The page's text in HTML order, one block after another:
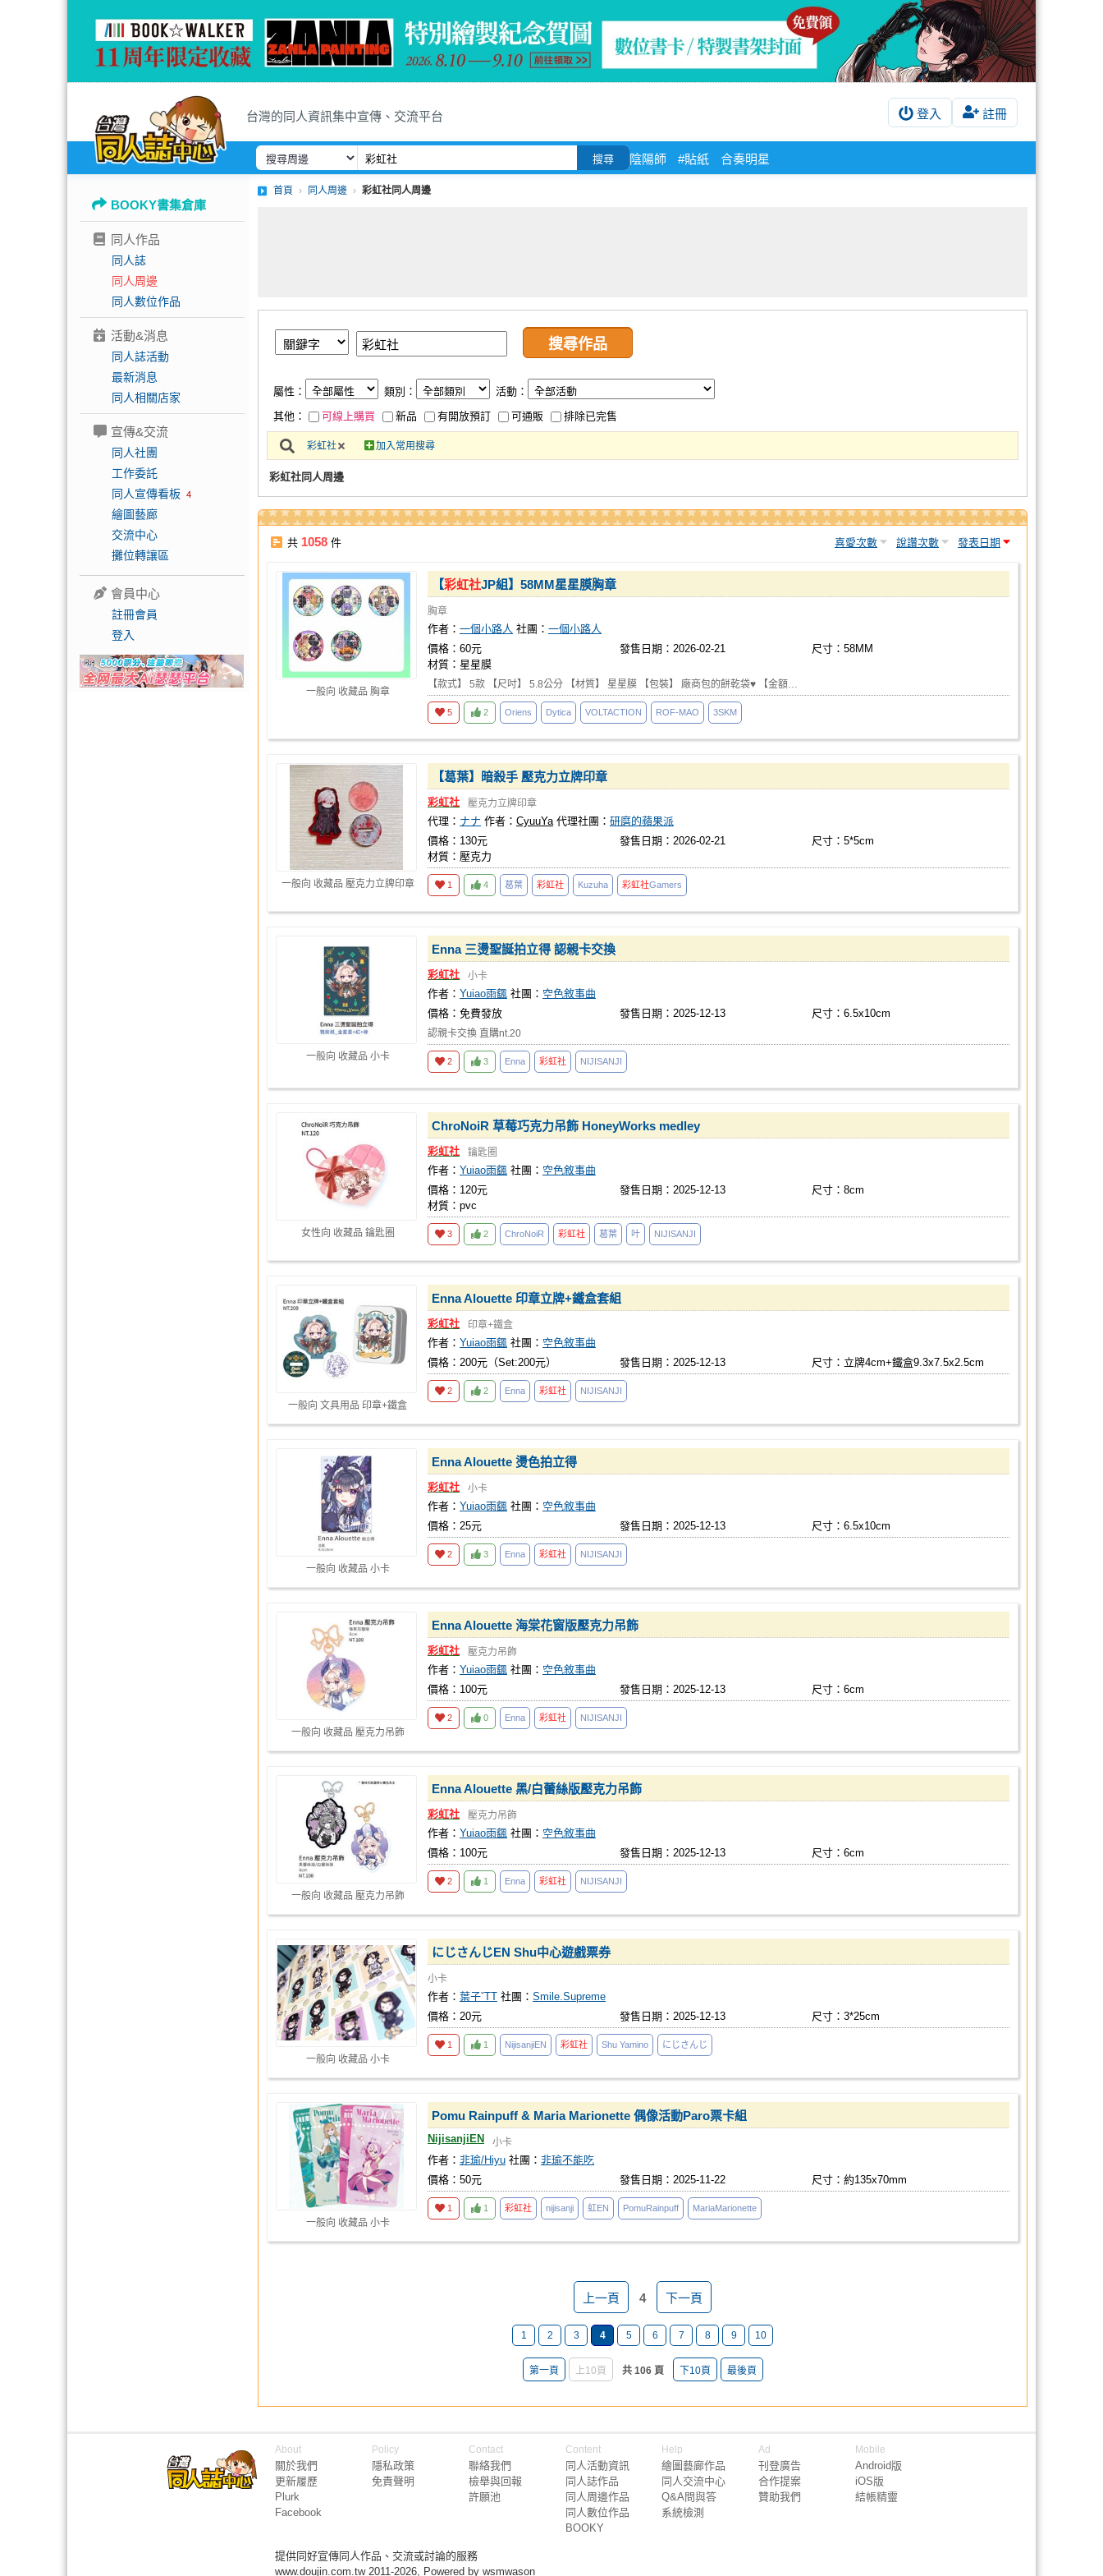
台灣的同人資訊集中宣傳、交流平台 登入 註冊
搜尋 陰陽師 #貼紙 合奏明星
BOOKY書集倉庫
同人作品
同人誌
同人周邊
同人數位作品
活動&消息
同人誌活動
最新消息
同人相關店家
宣傳&交流
同人社團
工作委託
同人宣傳看板 4
繪圖藝廊
交流中心
攤位轉讓區
會員中心
註冊會員
登入
首頁 同人周邊 彩虹社同人周邊
屬性： 類別：
活動：
其他：
可線上購買 新品 有開放預訂 可通販 排除已完售
彩虹社 加入常用搜尋
彩虹社同人周邊
共 1058 件 喜愛次數 說讚次數 發表日期
一般向 收藏品 胸章
【彩虹社JP組】58MM星星膜胸章
胸章
作者： 一個小路人 社團： 一個小路人
價格：60元
發售日期：2026-02-21
尺寸：58MM
材質：星星膜
【款式】 5款 【尺吋】 5.8公分 【材質】 星星膜 【包裝】 廠商包的餅乾袋♥ 【金額…
5 2 Oriens Dytica VOLTACTION ROF-MAO 3SKM
一般向 收藏品 壓克力立牌印章
【葛葉】暗殺手 壓克力立牌印章
彩虹社 壓克力立牌印章
代理： ナナ 作者： CyuuYa 代理社團： 研磨的蘋果派
價格：130元
發售日期：2026-02-21
尺寸：5*5cm
材質：壓克力
1 4 葛葉 彩虹社 Kuzuha 彩虹社Gamers
一般向 收藏品 小卡
Enna 三燙聖誕拍立得 認親卡交換
彩虹社 小卡
作者： Yuiao雨颻 社團： 空色敘事曲
價格：免費發放
發售日期：2025-12-13 尺寸：6.5x10cm
認親卡交換 直購nt.20
2 3 Enna 彩虹社 NIJISANJI
女性向 收藏品 鑰匙圈
ChroNoiR 草莓巧克力吊飾 HoneyWorks medley
彩虹社 鑰匙圈
作者： Yuiao雨颻 社團： 空色敘事曲
價格：120元
發售日期：2025-12-13
尺寸：8cm
材質：pvc
3 2 ChroNoiR 彩虹社 葛葉 叶 NIJISANJI
一般向 文具用品 印章+鐵盒
Enna Alouette 印章立牌+鐵盒套組
彩虹社 印章+鐵盒
作者： Yuiao雨颻 社團： 空色敘事曲
價格：200元（Set:200元）
發售日期：2025-12-13 尺寸：立牌4cm+鐵盒9.3x7.5x2.5cm
2 2 Enna 彩虹社 NIJISANJI
一般向 收藏品 小卡
Enna Alouette 燙色拍立得
彩虹社 小卡
作者： Yuiao雨颻 社團： 空色敘事曲
價格：25元
發售日期：2025-12-13 尺寸：6.5x10cm
2 3 Enna 彩虹社 NIJISANJI
一般向 收藏品 壓克力吊飾
Enna Alouette 海棠花窗版壓克力吊飾
彩虹社 壓克力吊飾
作者： Yuiao雨颻 社團： 空色敘事曲
價格：100元
發售日期：2025-12-13 尺寸：6cm
2 0 Enna 彩虹社 NIJISANJI
一般向 收藏品 壓克力吊飾
Enna Alouette 黑/白蕾絲版壓克力吊飾
彩虹社 壓克力吊飾
作者： Yuiao雨颻 社團： 空色敘事曲
價格：100元
發售日期：2025-12-13 尺寸：6cm
2 1 Enna 彩虹社 NIJISANJI
一般向 收藏品 小卡
にじさんじEN Shu中心遊戲票券
小卡
作者： 葉子ˇTT 社團： Smile.Supreme
價格：20元
發售日期：2025-12-13 尺寸：3*25cm
1 1 NijisanjiEN 彩虹社 Shu Yamino にじさんじ
一般向 收藏品 小卡
Pomu Rainpuff & Maria Marionette 偶像活動Paro票卡組
NijisanjiEN 小卡
作者： 非瑜/Hiyu 社團： 非瑜不能吃
價格：50元
發售日期：2025-11-22 尺寸：約135x70mm
1 1 彩虹社 nijisanji 虹EN PomuRainpuff MariaMarionette
上一頁 4 下一頁
1 2 3 4 5 6 7 8 9 10
第一頁 上10頁 共 106 頁 下10頁 最後頁
About
關於我們
更新履歷
Plurk
Facebook
Policy
隱私政策
免責聲明
Contact
聯絡我們
檢舉與回報
許願池
Content
同人活動資訊
同人誌作品
同人周邊作品
同人數位作品
BOOKY
Help
繪圖藝廊作品
同人交流中心
Q&A問與答
系統檢測
Ad
刊登廣告
合作提案
贊助我們
Mobile
Android版
iOS版
結帳精靈
提供同好宣傳同人作品、交流或討論的服務
www.doujin.com.tw 2011-2026, Powered by wsmwason